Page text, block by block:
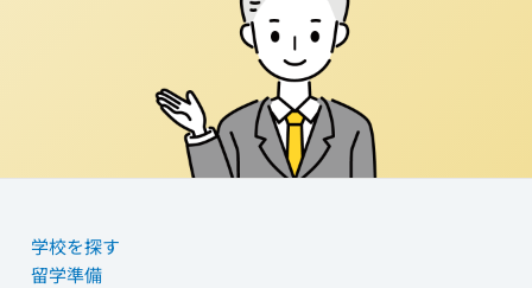
学校を探す
留学準備